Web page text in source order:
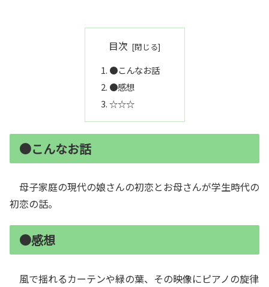
目次
●こんなお話
●感想
☆☆☆
●こんなお話
母子家庭の現代の娘さんの初恋とお母さんが学生時代の
初恋の話。
●感想
風で揺れるカーテンや緑の葉、その映像にピアノの旋律